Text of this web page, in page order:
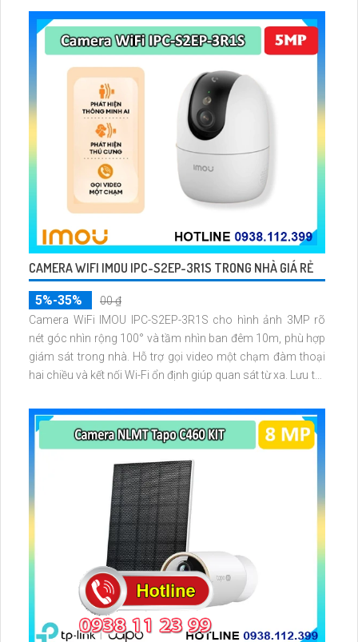
512GB
CAMERA WIFI IMOU IPC-S2EP-3R1S TRONG NHÀ GIÁ RẺ
5%-35%
00 ₫
Camera WiFi IMOU IPC-S2EP-3R1S cho hình ảnh 3MP rõ
nét góc nhìn rộng 100° và tầm nhìn ban đêm 10m, phù hợp
giám sát trong nhà. Hỗ trợ gọi video một chạm đàm thoại
hai chiều và kết nối Wi-Fi ổn định giúp quan sát từ xa. Lưu trữ
dễ lắp đặt cho gia đình và văn phòng nhỏ.